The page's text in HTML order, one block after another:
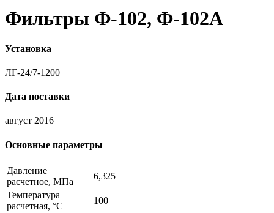
Фильтры Ф-102, Ф-102А
Установка
ЛГ-24/7-1200
Дата поставки
август 2016
Основные параметры
Давление
расчетное, МПа
6,325
Температура
расчетная, °C
100